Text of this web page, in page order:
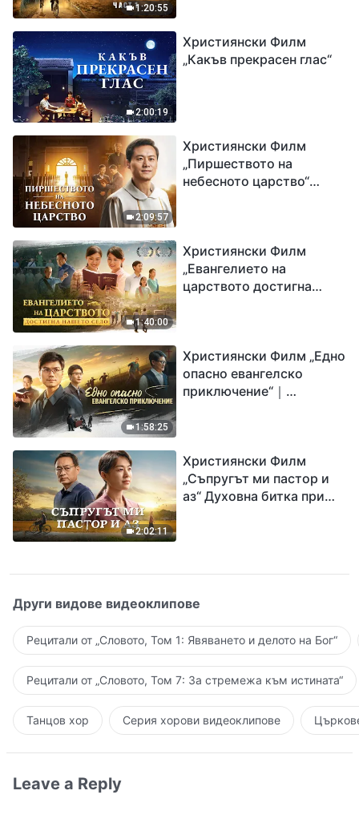
1:20:55
2:00:19
Християнски Филм
„Какъв прекрасен глас“
2:09:57
Християнски Филм
„Пиршеството на
небесното царство“
1:40:00
Християнски Филм
„Евангелието на
царството достигна
1:58:25
Християнски Филм „Едно
опасно евангелско
приключение“｜
Исус
2:02:11
Християнски Филм
„Съпругът ми пастор и
аз“ Духовна битка при
Други видове видеоклипове
Рецитали от „Словото, Том 1: Явяването и делото на Бог“
Рецитали от „Словото, Том 7: За стремежа към истината“
Танцов хор Серия хорови видеоклипове
Leave a Reply